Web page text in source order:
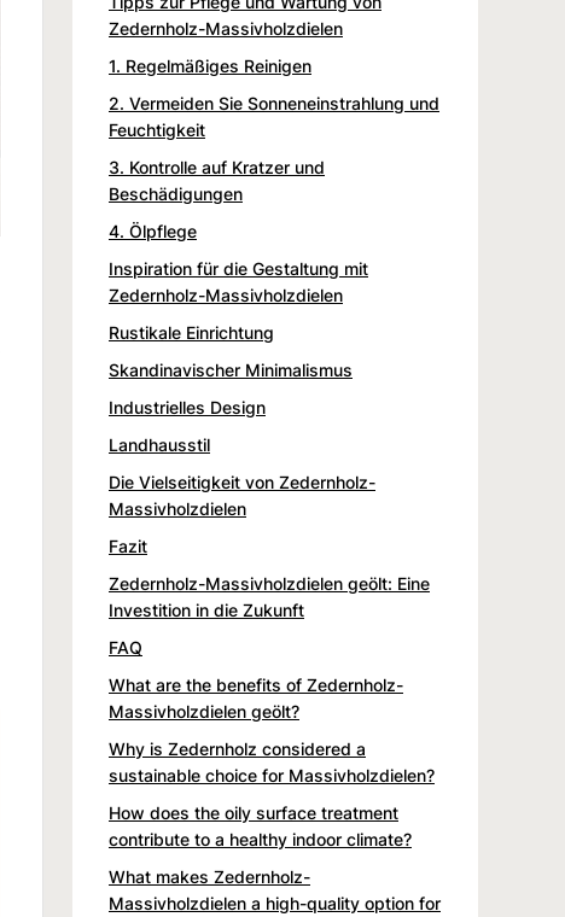
Zedernholz-Massivholzdielen
1. Regelmäßiges Reinigen
2. Vermeiden Sie Sonneneinstrahlung und
Feuchtigkeit
3. Kontrolle auf Kratzer und
Beschädigungen
4. Ölpflege
Inspiration für die Gestaltung mit
Zedernholz-Massivholzdielen
Rustikale Einrichtung
Skandinavischer Minimalismus
Industrielles Design
Landhausstil
Die Vielseitigkeit von Zedernholz-
Massivholzdielen
Fazit
Zedernholz-Massivholzdielen geölt: Eine
Investition in die Zukunft
FAQ
What are the benefits of Zedernholz-
Massivholzdielen geölt?
Why is Zedernholz considered a
sustainable choice for Massivholzdielen?
How does the oily surface treatment
contribute to a healthy indoor climate?
What makes Zedernholz-
Massivholzdielen a high-quality option for